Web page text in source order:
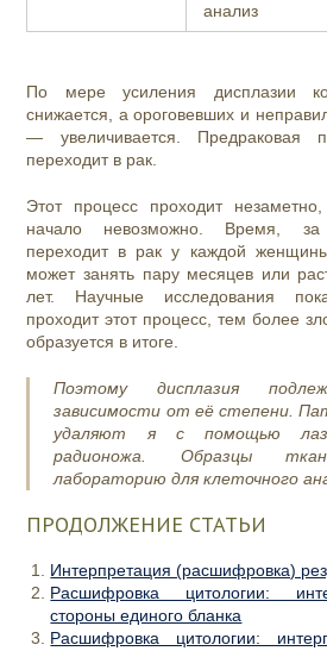
анализ
По мере усиления дисплазии
снижается, а ороговевших и
— увеличивается. Предраковая
переходит в рак.
Этот процесс проходит
начало невозможно. Время, за
переходит в рак у каждой
может занять пару месяцев или
лет. Научные исследования
проходит этот процесс, тем более
образуется в итоге.
Поэтому дисплазия
зависимости от её степени.
удаляют я с помощью
радионожа. Образцы
лабораторию для клеточного
ПРОДОЛЖЕНИЕ СТАТЬИ
Интерпретация (расшифровка)
Расшифровка цитологии:
стороны единого бланка
Расшифровка цитологии: